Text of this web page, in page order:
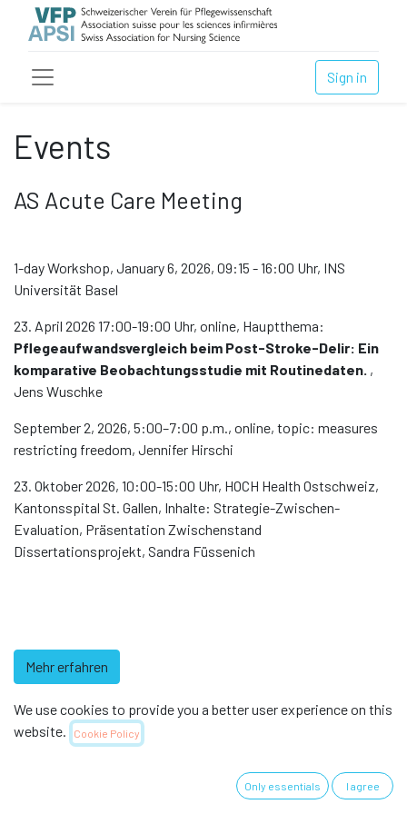
Sign in
Events
AS Acute Care Meeting
1-day Workshop, January 6, 2026, 09:15 - 16:00 Uhr, INS
Universität Basel
23. April 2026 17:00-19:00 Uhr, online, Hauptthema:
Pflegeaufwandsvergleich beim Post-Stroke-Delir: Ein
komparative Beobachtungsstudie mit Routinedaten. ,
Jens Wuschke
September 2, 2026, 5:00–7:00 p.m., online, topic: measures
restricting freedom, Jennifer Hirschi
23. Oktober 2026, 10:00-15:00 Uhr, HOCH Health Ostschweiz,
Kantonsspital St. Gallen, Inhalte: Strategie-Zwischen-
Evaluation, Präsentation Zwischenstand
Dissertationsprojekt, Sandra Füssenich
Mehr erfahren
We use cookies to provide you a better user experience on this
website.
Cookie Policy
Only essentials I agree